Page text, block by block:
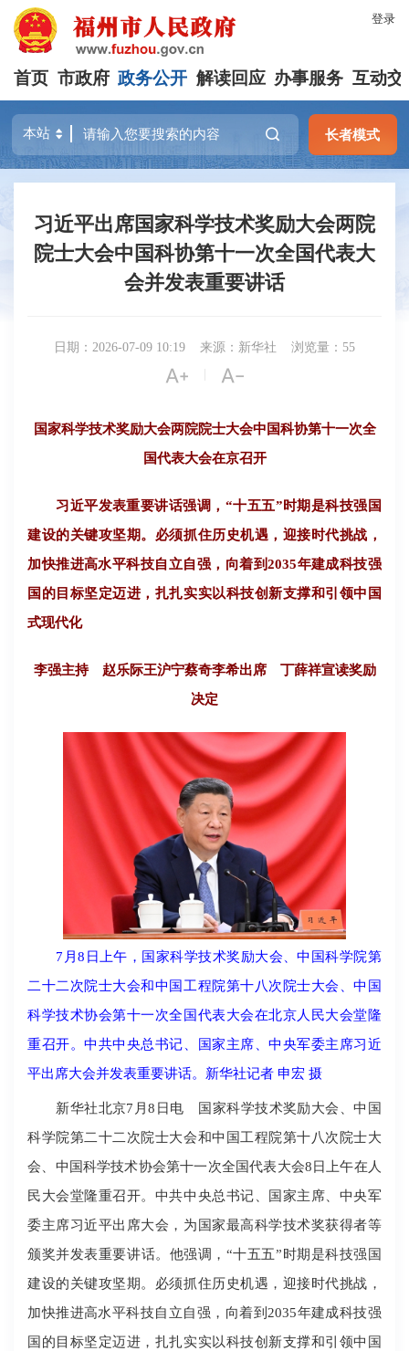
登录
首页 市政府 政务公开 解读回应 办事服务 互动交
长者模式
习近平出席国家科学技术奖励大会两院
院士大会中国科协第十一次全国代表大
会并发表重要讲话
日期：2026-07-09 10:19 来源：新华社 浏览量：55
 | 
国家科学技术奖励大会两院院士大会中国科协第十一次全
国代表大会在京召开
习近平发表重要讲话强调，“十五五”时期是科技强国
建设的关键攻坚期。必须抓住历史机遇，迎接时代挑战，
加快推进高水平科技自立自强，向着到2035年建成科技强
国的目标坚定迈进，扎扎实实以科技创新支撑和引领中国
式现代化
李强主持 赵乐际王沪宁蔡奇李希出席 丁薛祥宣读奖励
决定
7月8日上午，国家科学技术奖励大会、中国科学院第
二十二次院士大会和中国工程院第十八次院士大会、中国
科学技术协会第十一次全国代表大会在北京人民大会堂隆
重召开。中共中央总书记、国家主席、中央军委主席习近
平出席大会并发表重要讲话。新华社记者 申宏 摄
新华社北京7月8日电 国家科学技术奖励大会、中国
科学院第二十二次院士大会和中国工程院第十八次院士大
会、中国科学技术协会第十一次全国代表大会8日上午在人
民大会堂隆重召开。中共中央总书记、国家主席、中央军
委主席习近平出席大会，为国家最高科学技术奖获得者等
颁奖并发表重要讲话。他强调，“十五五”时期是科技强国
建设的关键攻坚期。必须抓住历史机遇，迎接时代挑战，
加快推进高水平科技自立自强，向着到2035年建成科技强
国的目标坚定迈进，扎扎实实以科技创新支撑和引领中国